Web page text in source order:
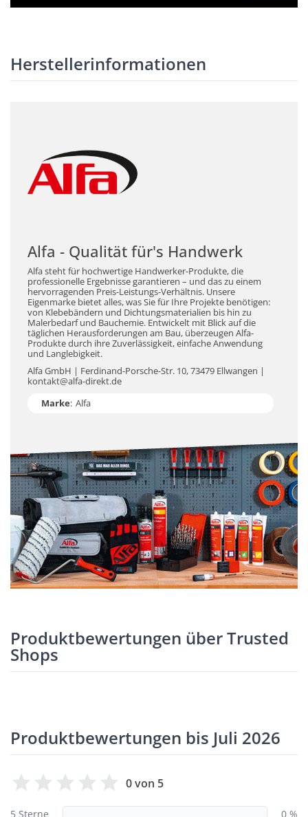
Herstellerinformationen
Alfa - Qualität für's Handwerk
Alfa steht für hochwertige Handwerker-Produkte, die
professionelle Ergebnisse garantieren – und das zu einem
hervorragenden Preis-Leistungs-Verhältnis. Unsere
Eigenmarke bietet alles, was Sie für Ihre Projekte benötigen:
von Klebebändern und Dichtungsmaterialien bis hin zu
Malerbedarf und Bauchemie. Entwickelt mit Blick auf die
täglichen Herausforderungen am Bau, überzeugen Alfa-
Produkte durch ihre Zuverlässigkeit, einfache Anwendung
und Langlebigkeit.
Alfa GmbH | Ferdinand-Porsche-Str. 10, 73479 Ellwangen |
kontakt@alfa-direkt.de
Marke: Alfa
Produktbewertungen über Trusted
Shops
Produktbewertungen bis Juli 2026
0 von 5
5 Sterne 0 %